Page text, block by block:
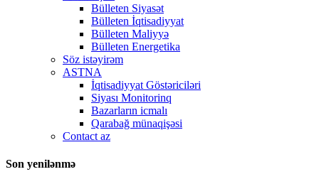
Bülleten Siyasət
Bülleten İqtisadiyyat
Bülleten Maliyyə
Bülleten Energetika
Söz istəyirəm
ASTNA
İqtisadiyyat Göstəriciləri
Siyası Monitorinq
Bazarların icmalı
Qarabağ münaqişəsi
Contact az
Son yenilənmə